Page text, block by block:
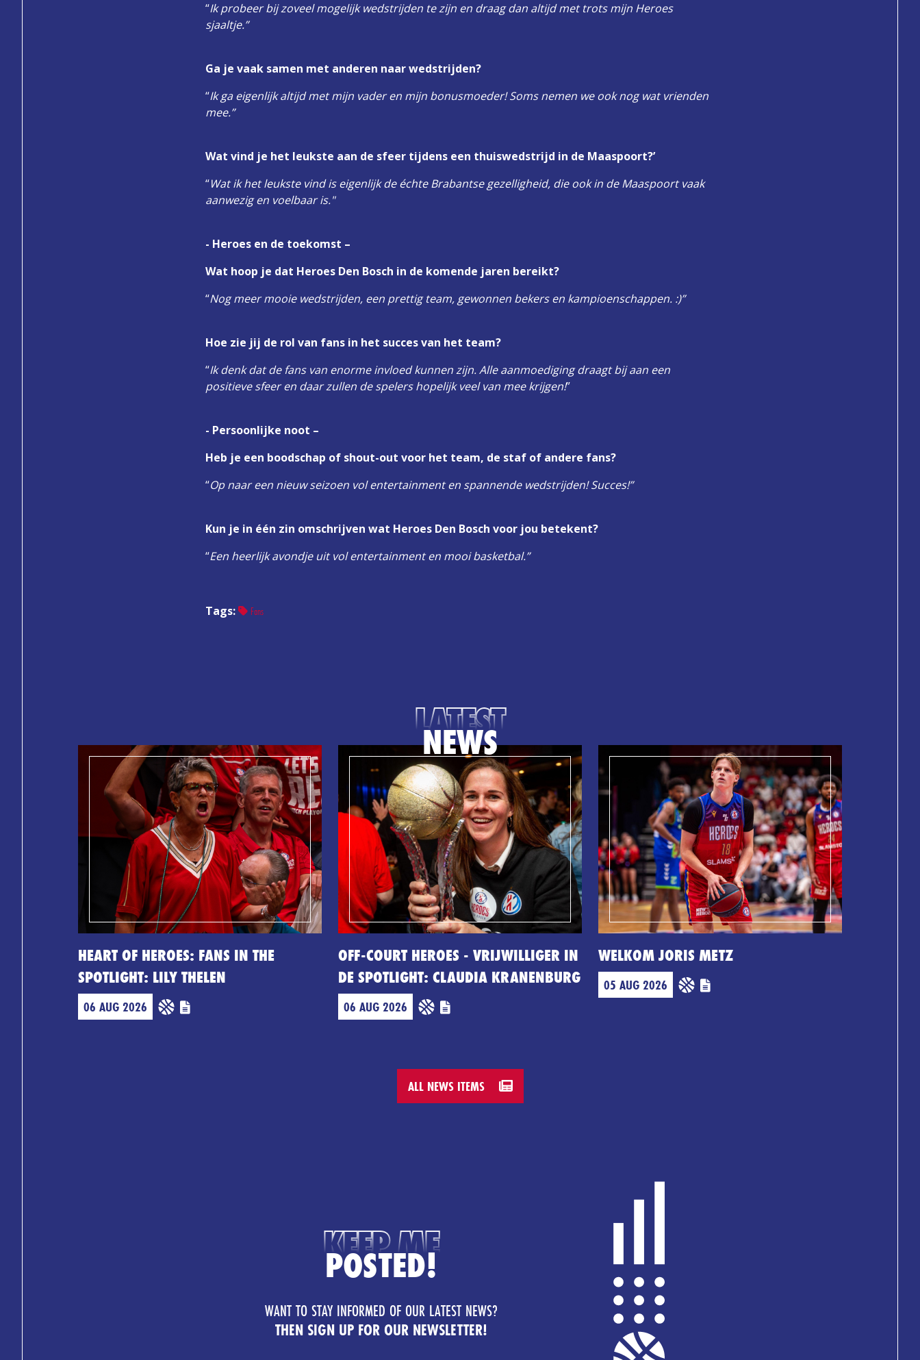
“Ik probeer bij zoveel mogelijk wedstrijden te zijn en draag dan altijd met trots mijn Heroes
sjaaltje.”
Ga je vaak samen met anderen naar wedstrijden?
“Ik ga eigenlijk altijd met mijn vader en mijn bonusmoeder! Soms nemen we ook nog wat vrienden
mee.”
Wat vind je het leukste aan de sfeer tijdens een thuiswedstrijd in de Maaspoort?’
“Wat ik het leukste vind is eigenlijk de échte Brabantse gezelligheid, die ook in de Maaspoort vaak
aanwezig en voelbaar is."
- Heroes en de toekomst –
Wat hoop je dat Heroes Den Bosch in de komende jaren bereikt?
“Nog meer mooie wedstrijden, een prettig team, gewonnen bekers en kampioenschappen. :)”
Hoe zie jij de rol van fans in het succes van het team?
“Ik denk dat de fans van enorme invloed kunnen zijn. Alle aanmoediging draagt bij aan een
positieve sfeer en daar zullen de spelers hopelijk veel van mee krijgen!”
- Persoonlijke noot –
Heb je een boodschap of shout-out voor het team, de staf of andere fans?
“Op naar een nieuw seizoen vol entertainment en spannende wedstrijden! Succes!”
Kun je in één zin omschrijven wat Heroes Den Bosch voor jou betekent?
“Een heerlijk avondje uit vol entertainment en mooi basketbal.”
Tags: Fans
LATEST
NEWS
HEART OF HEROES: FANS IN THE
SPOTLIGHT: LILY THELEN
06 AUG 2026
OFF-COURT HEROES - VRIJWILLIGER IN
DE SPOTLIGHT: CLAUDIA KRANENBURG
06 AUG 2026
WELKOM JORIS METZ
05 AUG 2026
ALL NEWS ITEMS
KEEP ME
POSTED!
WANT TO STAY INFORMED OF OUR LATEST NEWS?
THEN SIGN UP FOR OUR NEWSLETTER!